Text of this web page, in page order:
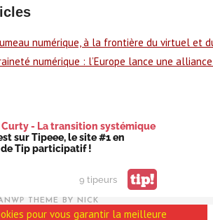
numérique, à la frontière du virtuel et
numérique : l’Europe lance une
- La transition systémique
sur Tipeee, le site #1 en
de Tip participatif !
9 tipeurs tip!
THEME BY NICK
pour vous garantir la meilleure